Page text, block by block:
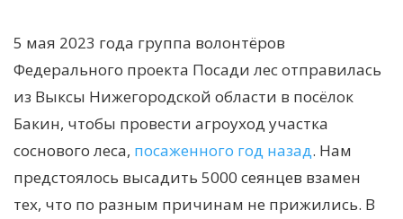
5 мая 2023 года группа волонтёров
Федерального проекта Посади лес отправилась
из Выксы Нижегородской области в посёлок
Бакин, чтобы провести агроуход участка
соснового леса, посаженного год назад. Нам
предстоялось высадить 5000 сеянцев взамен
тех, что по разным причинам не прижились. В